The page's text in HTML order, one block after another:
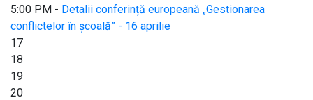
5:00 PM - Detalii conferință europeană „Gestionarea
conflictelor în școală” - 16 aprilie
17
18
19
20